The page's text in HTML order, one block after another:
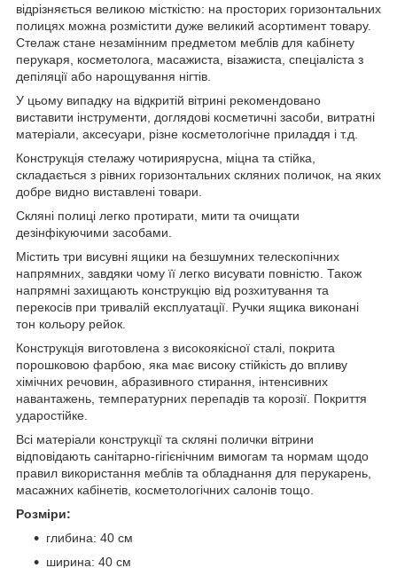
відрізняється великою місткістю: на просторих горизонтальних
полицях можна розмістити дуже великий асортимент товару.
Стелаж стане незамінним предметом меблів для кабінету
перукаря, косметолога, масажиста, візажиста, спеціаліста з
депіляції або нарощування нігтів.
У цьому випадку на відкритій вітрині рекомендовано
виставити інструменти, доглядові косметичні засоби, витратні
матеріали, аксесуари, різне косметологічне приладдя і т.д.
Конструкція стелажу чотириярусна, міцна та стійка,
складається з рівних горизонтальних скляних поличок, на яких
добре видно виставлені товари.
Скляні полиці легко протирати, мити та очищати
дезінфікуючими засобами.
Містить три висувні ящики на безшумних телескопічних
напрямних, завдяки чому її легко висувати повністю. Також
напрямні захищають конструкцію від розхитування та
перекосів при тривалій експлуатації. Ручки ящика виконані
тон кольору рейок.
Конструкція виготовлена з високоякісної сталі, покрита
порошковою фарбою, яка має високу стійкість до впливу
хімічних речовин, абразивного стирання, інтенсивних
навантажень, температурних перепадів та корозії. Покриття
ударостійке.
Всі матеріали конструкції та скляні полички вітрини
відповідають санітарно-гігієнічним вимогам та нормам щодо
правил використання меблів та обладнання для перукарень,
масажних кабінетів, косметологічних салонів тощо.
Розміри:
глибина: 40 см
ширина: 40 см